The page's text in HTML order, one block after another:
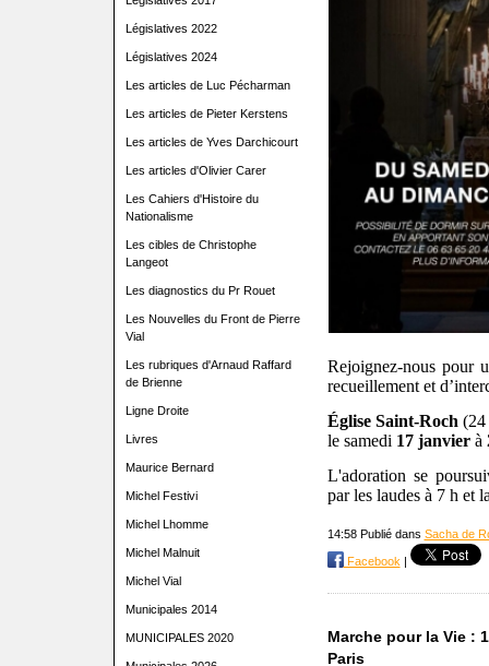
Législatives 2022
Législatives 2024
Les articles de Luc Pécharman
Les articles de Pieter Kerstens
Les articles de Yves Darchicourt
Les articles d'Olivier Carer
Les Cahiers d'Histoire du
Nationalisme
Les cibles de Christophe
Langeot
Les diagnostics du Pr Rouet
Les Nouvelles du Front de Pierre
Vial
Les rubriques d'Arnaud Raffard
de Brienne
Ligne Droite
Livres
Maurice Bernard
Michel Festivi
Michel Lhomme
Michel Malnuit
Michel Vial
Municipales 2014
MUNICIPALES 2020
Rejoignez-nous pour
recueillement et
Église Saint-Roch (24
le samedi 17 janvierà
L'adoration se
par les laudes à 7 h et
14:58 Publié dans Sacha de
Facebook |
Marche pour la Vie :
Paris